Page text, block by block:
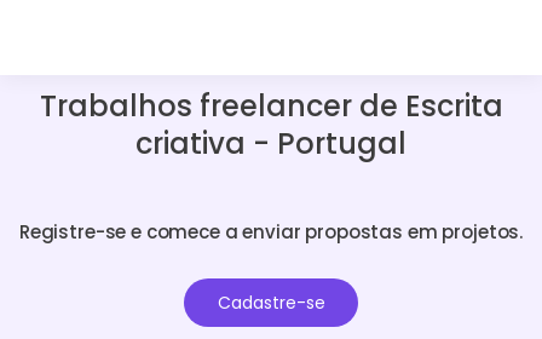
Trabalhos freelancer de Escrita
criativa - Portugal
Registre-se e comece a enviar propostas em projetos.
Cadastre-se